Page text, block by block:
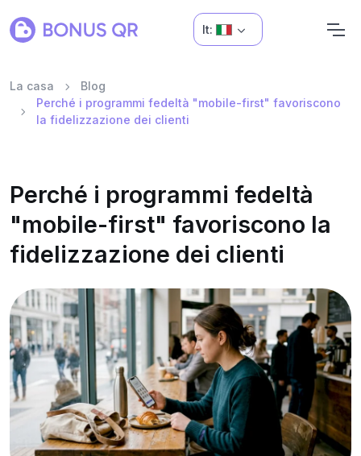
It:
La casa
Blog
Perché i programmi fedeltà "mobile-first" favoriscono
la fidelizzazione dei clienti
Perché i programmi fedeltà
"mobile-first" favoriscono la
fidelizzazione dei clienti